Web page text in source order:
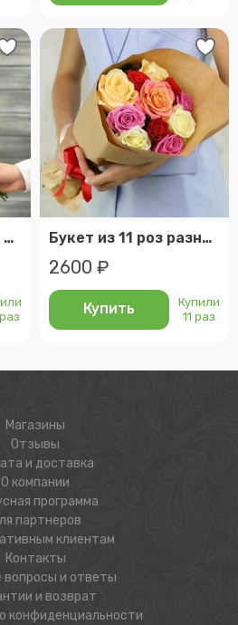
Букет из 15 белых и розовых роз в крафте кения 40 см. Букет из 11 роз разных цветов Россия 60 см.
2600 ₽
Купить
Купили
11 раз
Магазины
Отзывы
и доставка
О компании
программа
партнеров
клиентам
Контакты
вопросы и ответы
и возврат
конфиденциальности